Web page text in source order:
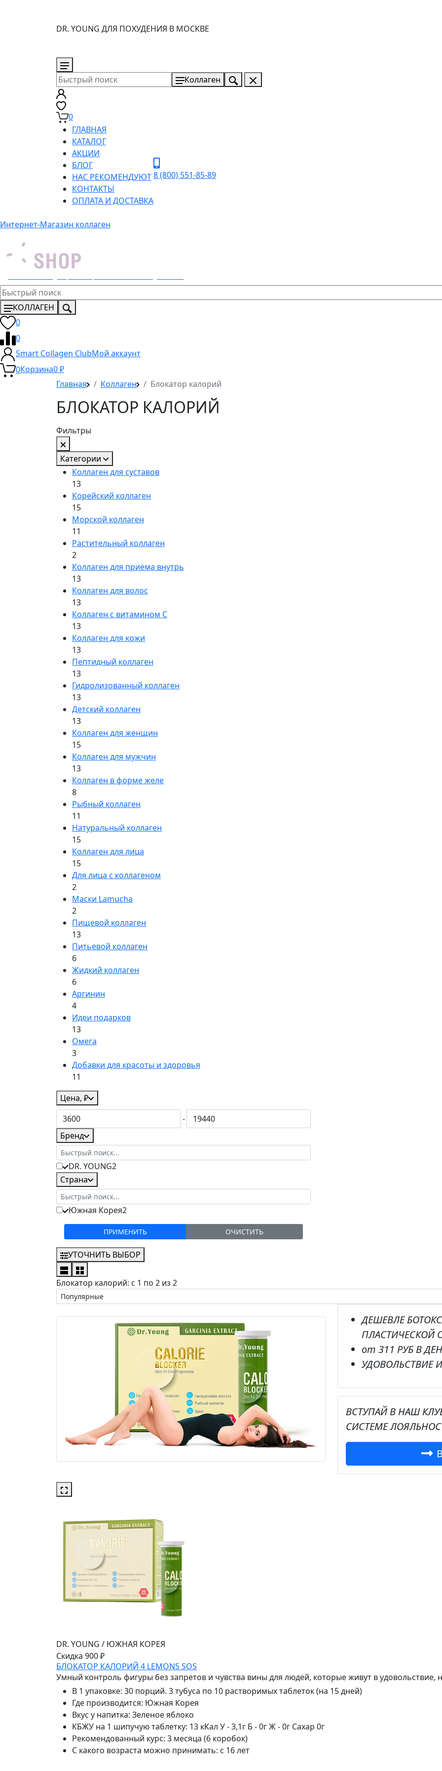
DR. YOUNG ДЛЯ ПОХУДЕНИЯ В МОСКВЕ
Коллаген
0
ГЛАВНАЯ
КАТАЛОГ
АКЦИИ
БЛОГ
НАС РЕКОМЕНДУЮТ
КОНТАКТЫ
ОПЛАТА И ДОСТАВКА
8 (800) 551-85-89
Интернет-Магазин коллаген
КОЛЛАГЕН
0
0
Smart Collagen ClubМой аккаунт
0Корзина0₽
Главная
Коллаген Блокатор калорий
БЛОКАТОР КАЛОРИЙ
Фильтры
Категории
Коллаген для суставов
13
Корейский коллаген
15
Морской коллаген
11
Растительный коллаген
2
Коллаген для приёма внутрь
13
Коллаген для волос
13
Коллаген с витамином C
13
Коллаген для кожи
13
Пептидный коллаген
13
Гидролизованный коллаген
13
Детский коллаген
13
Коллаген для женщин
15
Коллаген для мужчин
13
Коллаген в форме желе
8
Рыбный коллаген
11
Натуральный коллаген
15
Коллаген для лица
15
Для лица с коллагеном
2
Маски Lamucha
2
Пищевой коллаген
13
Питьевой коллаген
6
Жидкий коллаген
6
Аргинин
4
Идеи подарков
13
Омега
3
Добавки для красоты и здоровья
11
Цена, ₽
-
Бренд
DR. YOUNG2
Страна
Южная Корея2
ОЧИСТИТЬ
УТОЧНИТЬ ВЫБОР
Блокатор калорий: с 1 по 2 из 2
ДЕШЕВЛЕ
ПЛАСТИЧЕСКОЙ
от 311 РУБ В
УДОВОЛЬСТВИЕ
ВСТУПАЙ В НАШ
СИСТЕМЕ
DR. YOUNG / ЮЖНАЯ КОРЕЯ
Скидка 900 ₽
БЛОКАТОР КАЛОРИЙ 4 LEMONS SOS
Умный контроль фигуры без запретов и чувства вины для людей, которые живут в удовольствие,
В 1 упаковке: 30 порций. 3 тубуса по 10 растворимых таблеток (на 15 дней)
Где производится: Южная Корея
Вкус у напитка: Зеленое яблоко
КБЖУ на 1 шипучую таблетку: 13 кКал У - 3,1г Б - 0г Ж - 0г Сахар 0г
Рекомендованный курс: 3 месяца (6 коробок)
С какого возраста можно принимать: с 16 лет